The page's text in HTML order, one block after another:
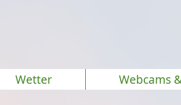
Wetter Webcams